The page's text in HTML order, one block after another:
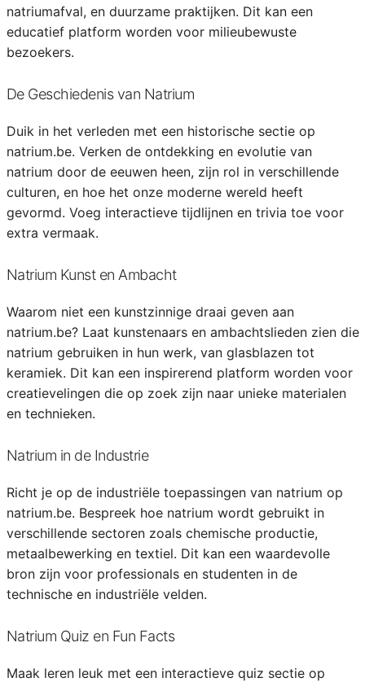
natriumafval, en duurzame praktijken. Dit kan een
educatief platform worden voor milieubewuste
bezoekers.
De Geschiedenis van Natrium
Duik in het verleden met een historische sectie op
natrium.be. Verken de ontdekking en evolutie van
natrium door de eeuwen heen, zijn rol in verschillende
culturen, en hoe het onze moderne wereld heeft
gevormd. Voeg interactieve tijdlijnen en trivia toe voor
extra vermaak.
Natrium Kunst en Ambacht
Waarom niet een kunstzinnige draai geven aan
natrium.be? Laat kunstenaars en ambachtslieden zien die
natrium gebruiken in hun werk, van glasblazen tot
keramiek. Dit kan een inspirerend platform worden voor
creatievelingen die op zoek zijn naar unieke materialen
en technieken.
Natrium in de Industrie
Richt je op de industriële toepassingen van natrium op
natrium.be. Bespreek hoe natrium wordt gebruikt in
verschillende sectoren zoals chemische productie,
metaalbewerking en textiel. Dit kan een waardevolle
bron zijn voor professionals en studenten in de
technische en industriële velden.
Natrium Quiz en Fun Facts
Maak leren leuk met een interactieve quiz sectie op